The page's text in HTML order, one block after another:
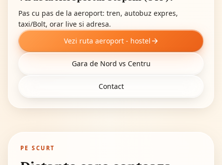
Pas cu pas de la aeroport: tren, autobuz expres,
taxi/Bolt, orar live si adresa.
Vezi ruta aeroport - hostel
Gara de Nord vs Centru
Contact
PE SCURT